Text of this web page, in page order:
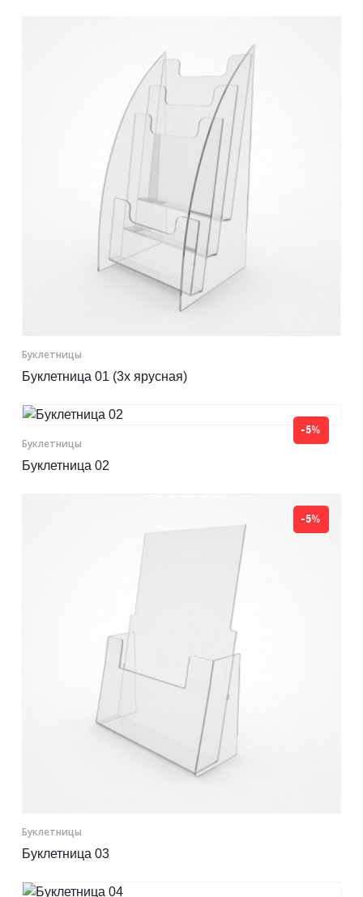
Отправить заявку
8 (800) 333-72-11
Буклетницы
Буклетница 01 (3х ярусная)
-5%
Буклетницы
Буклетница 02
-5%
Буклетницы
Буклетница 03